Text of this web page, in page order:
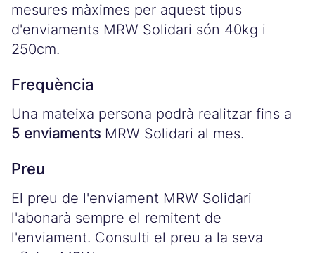
mesures màximes per aquest tipus
d'enviaments MRW Solidari són 40kg i
250cm.
Frequència
Una mateixa persona podrà realitzar fins a
5 enviaments MRW Solidari al mes.
Preu
El preu de l'enviament MRW Solidari
l'abonarà sempre el remitent de
l'enviament. Consulti el preu a la seva